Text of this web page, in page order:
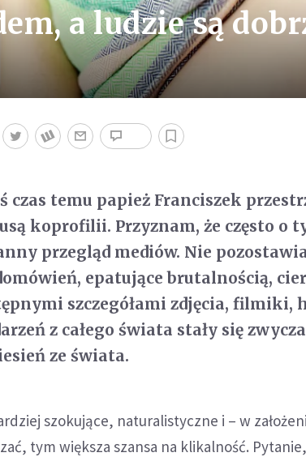
a ludzie są
czas temu papież Franciszek
koprofilii. Przyznam, że często o
przegląd mediów. Nie
epatujące brutalnością,
szczegółami zdjęcia, filmiki,
z całego świata stały się
ze świata.
szokujące, naturalistyczne i – w
tym większa szansa na klikalność.